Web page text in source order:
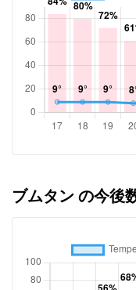
ブムタン の今後